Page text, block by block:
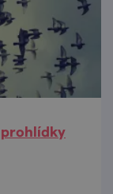
prohlídky